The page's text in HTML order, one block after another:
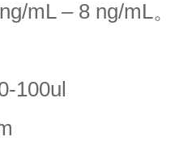
mL – 8 ng/mL。
100ul